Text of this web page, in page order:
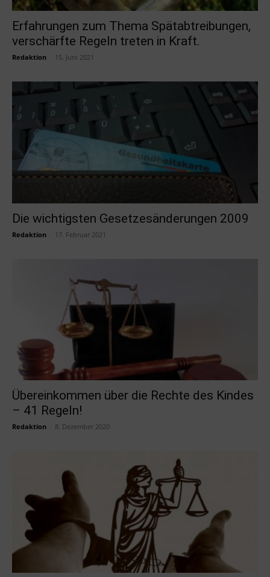
Erfahrungen zum Thema Spätabtreibungen,
verschärfte Regeln treten in Kraft.
Redaktion 15. Juni 2021
Die wichtigsten Gesetzesänderungen 2009
Redaktion 17. Februar 2021
Übereinkommen über die Rechte des Kindes
– 41 Regeln!
Redaktion 8. Dezember 2020